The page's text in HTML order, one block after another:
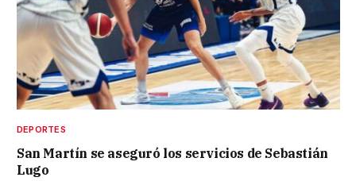
DEPORTES
San Martín se aseguró los servicios de Sebastián
Lugo